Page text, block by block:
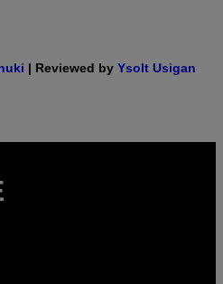
| Reviewed by Ysolt Usigan